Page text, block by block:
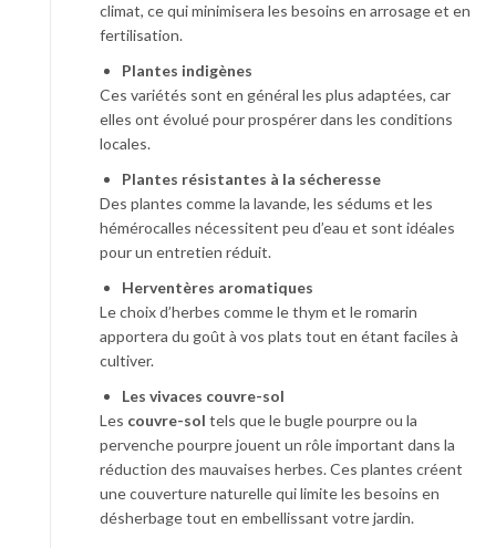
climat, ce qui minimisera les besoins en arrosage et en
fertilisation.
Plantes indigènes
Ces variétés sont en général les plus adaptées, car
elles ont évolué pour prospérer dans les conditions
locales.
Plantes résistantes à la sécheresse
Des plantes comme la lavande, les sédums et les
hémérocalles nécessitent peu d’eau et sont idéales
pour un entretien réduit.
Herventères aromatiques
Le choix d’herbes comme le thym et le romarin
apportera du goût à vos plats tout en étant faciles à
cultiver.
Les vivaces couvre-sol
Les couvre-sol tels que le bugle pourpre ou la
pervenche pourpre jouent un rôle important dans la
réduction des mauvaises herbes. Ces plantes créent
une couverture naturelle qui limite les besoins en
désherbage tout en embellissant votre jardin.